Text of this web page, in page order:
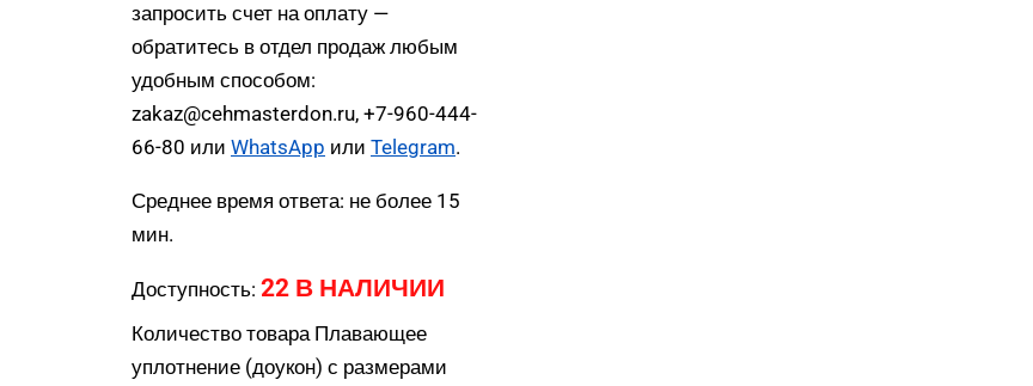
запросить счет на оплату —
обратитесь в отдел продаж любым
удобным способом:
zakaz@cehmasterdon.ru, +7-960-444-
66-80 или WhatsApp или Telegram.
Среднее время ответа: не более 15
мин.
Доступность: 22 В НАЛИЧИИ
Количество товара Плавающее
уплотнение (доукон) с размерами